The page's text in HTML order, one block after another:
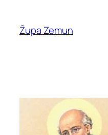
content
Župa Zemun